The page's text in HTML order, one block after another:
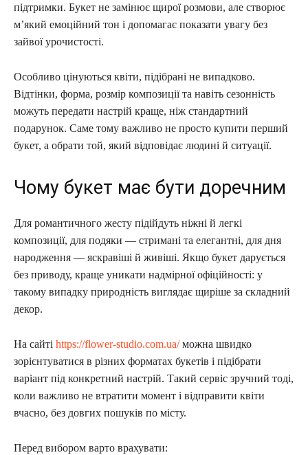
підтримки. Букет не замінює щирої розмови, але створює
м’який емоційний тон і допомагає показати увагу без
зайвої урочистості.
Особливо цінуються квіти, підібрані не випадково.
Відтінки, форма, розмір композиції та навіть сезонність
можуть передати настрій краще, ніж стандартний
подарунок. Саме тому важливо не просто купити перший
букет, а обрати той, який відповідає людині й ситуації.
Чому букет має бути доречним
Для романтичного жесту підійдуть ніжні й легкі
композиції, для подяки — стримані та елегантні, для дня
народження — яскравіші й живіші. Якщо букет дарується
без приводу, краще уникати надмірної офіційності: у
такому випадку природність виглядає щиріше за складний
декор.
На сайті https://flower-studio.com.ua/можна швидко
зорієнтуватися в різних форматах букетів і підібрати
варіант під конкретний настрій. Такий сервіс зручний тоді,
коли важливо не втратити момент і відправити квіти
вчасно, без довгих пошуків по місту.
Перед вибором варто врахувати: